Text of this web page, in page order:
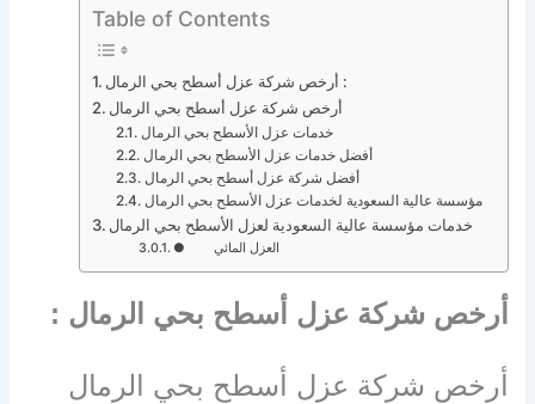
Table of Contents
أرخص شركة عزل أسطح بحي الرمال :
أرخص شركة عزل أسطح بحي الرمال
خدمات عزل الأسطح بحي الرمال
أفضل خدمات عزل الأسطح بحي الرمال
أفضل شركة عزل أسطح بحي الرمال
مؤسسة عالية السعودية لخدمات عزل الأسطح بحي الرمال
خدمات مؤسسة عالية السعودية لعزل الأسطح بحي الرمال
● العزل المائي
أرخص شركة عزل أسطح بحي الرمال :
أرخص شركة عزل أسطح بحي الرمال